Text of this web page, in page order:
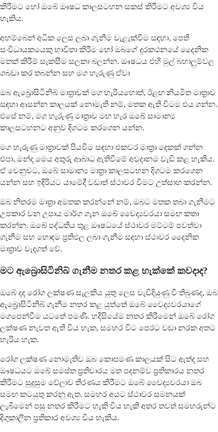
කිරීමට හෝ ඔබේ ඖෂධ කාලසටහන සකස් කිරීමට අවශ්‍ය විය
හැකිය.
අහම්බෙන් අධික ලෙස ලබා ගැනීම වැළැක්වීම සඳහා, පෙති
සංවිධායකයෙකු භාවිතා කිරීම හෝ ඔබගේ දුරකථනයේ දෛනික
මතක් කිරීම් සැකසීම සලකා බලන්න. ඖෂධය එහි මුල් බහාලුම්වල
ගබඩා කර තබන්න සහ මග හැරුණු ඒවා
ඔබ ඇබ්‍රොසිටිනිබ් මාත්‍රාවක් මග හැරියහොත්, ඊළඟ නියමිත මාත්‍රාව
සඳහා ආසන්න කාලයක් නොමැති නම්, මතක ඇති විටම එය ගන්න.
එසේ නම්, මග හැරුණු මාත්‍රාව මඟ හැර ඔබේ සාමාන්‍ය
කාලසටහනට අනුව දිගටම කරගෙන යන්න.
මග හැරුණු මාත්‍රාවක් පියවීම සඳහා එකවර මාත්‍රා දෙකක් ගන්න
එපා, මන්ද මෙය අතුරු ආබාධ ඇතිවීමේ අවදානම වැඩි කළ හැකිය.
ඒ වෙනුවට, ඔබේ සාමාන්‍ය මාත්‍රා කාලසටහන දිගටම කරගෙන
යන්න සහ ඉදිරියට යාමේදී වඩාත් ස්ථාවර වීමට උත්සාහ කරන්න.
ඔබ නිතරම මාත්‍රා අමතක කරන්නේ නම්, ඔබට මතක තබා ගැනීමට
උපකාර වන උපාය මාර්ග ගැන ඔබේ වෛද්‍යවරයා සමඟ කතා
කරන්න. ඔබේ පද්ධතිය තුළ ඖෂධයේ ස්ථාවර මට්ටම් පවත්වා
ගැනීම සහ හොඳම ප්‍රතිඵල ලබා ගැනීම සඳහා ස්ථාවර දෛනික
මාත්‍රාව වැදගත් වේ.
මට ඇබ්‍රොසිටිනිබ් ගැනීම නතර කළ හැක්කේ කවදාද?
ඔබේ දද රෝග ලක්ෂණ සැලකිය යුතු ලෙස වැඩිදියුණු වී තිබුණද, ඔබ
ඇබ්‍රොසිටිනිබ් ගැනීම නතර කළ යුත්තේ ඔබේ වෛද්‍යවරයාගේ
මගපෙන්වීම යටතේ පමණි. හදිසියේම නතර කිරීමෙන් ඔබේ රෝග
ලක්ෂණ නැවත ඇති විය හැක, සමහර විට පෙරට වඩා නරක අතට
හැරිය හැක.
රෝග ලක්ෂණ නොමැතිව ඔබ කොපමණ කාලයක් සිට ඇත්ද සහ
ඖෂධයට ඔබේ සමස්ත ප්‍රතිචාරය මත පදනම්ව ප්‍රතිකාරය නතර
කිරීමට සුදුසුම වේලාව තීරණය කිරීමට ඔබේ වෛද්‍යවරයා ඔබ
සමඟ කටයුතු කරනු ඇත. සමහර අයට ස්ථාවර සමනයක්
ලැබීමෙන් පසු නතර කිරීමට හැකි විය හැකි අතර තවත් සමහරුන්ට
දිගුකාලීන ප්‍රතිකාර අවශ්‍ය විය හැකිය.